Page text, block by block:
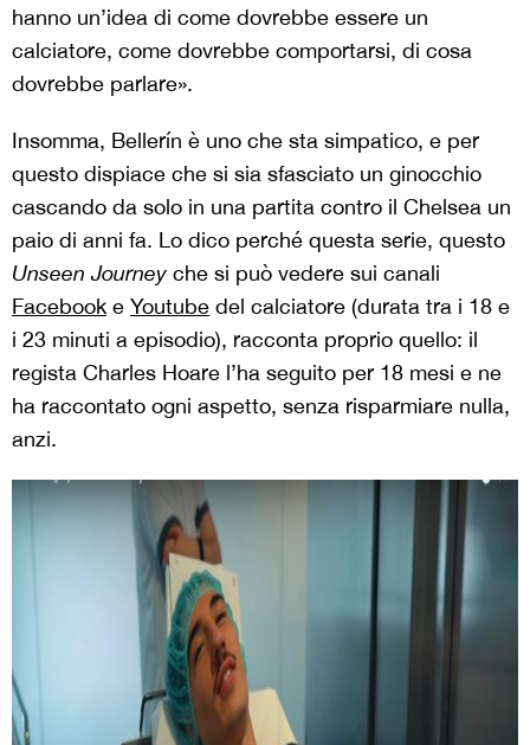
hanno un’idea di come dovrebbe essere un
calciatore, come dovrebbe comportarsi, di cosa
dovrebbe parlare».
Insomma, Bellerín è uno che sta simpatico, e per
questo dispiace che si sia sfasciato un ginocchio
cascando da solo in una partita contro il Chelsea un
paio di anni fa. Lo dico perché questa serie, questo
Unseen Journey che si può vedere sui canali
Facebook e Youtube del calciatore (durata tra i 18 e
i 23 minuti a episodio), racconta proprio quello: il
regista Charles Hoare l’ha seguito per 18 mesi e ne
ha raccontato ogni aspetto, senza risparmiare nulla,
anzi.